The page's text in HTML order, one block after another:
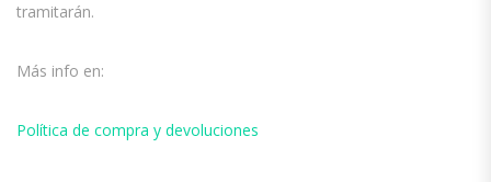
tramitarán.
Más info en:
Política de compra y devoluciones